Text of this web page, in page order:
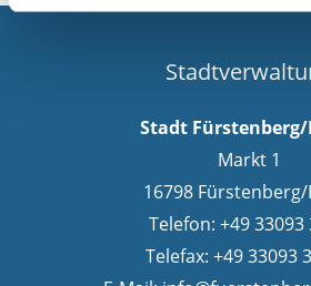
Stadt Fürstenberg/
Markt 1
16798 Fürstenberg/
Telefon: +49 33093
Telefax: +49 33093